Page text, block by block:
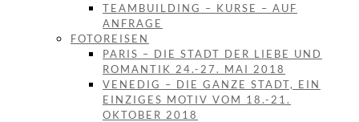
TEAMBUILDING – KURSE – AUF
ANFRAGE
FOTOREISEN
PARIS – DIE STADT DER LIEBE UND
ROMANTIK 24.-27. MAI 2018
VENEDIG – DIE GANZE STADT, EIN
EINZIGES MOTIV VOM 18.-21.
OKTOBER 2018